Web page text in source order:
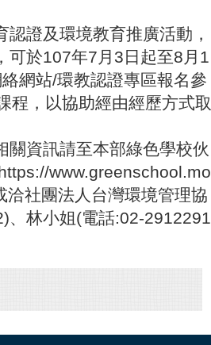
認證及環境教育推廣活動 ，
， 可於107年7月 3 日 起至8月 1
絡網站/環教認證專區報名參
程 ， 以協助經由經歷方式取
關資訊請至本部綠色學校伙
ttps://www.greenschool.mo
洽社團法人 台灣環境管理協
)、 林小姐(電話:02-2912291